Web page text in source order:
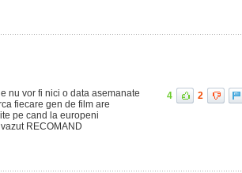
nu vor fi nici o data asemanate
fiecare gen de film are
pe cand la europeni
RECOMAND
4 2